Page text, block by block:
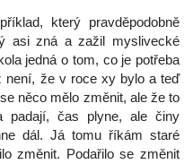
který pravděpodobně
asi zná a zažil myslivecké
jedná o tom, co je potřeba
není, že v roce xy bylo a teď
něco mělo změnit, ale že to
padají, čas plyne, ale činy
dál. Já tomu říkám staré
změnit. Podařilo se změnit